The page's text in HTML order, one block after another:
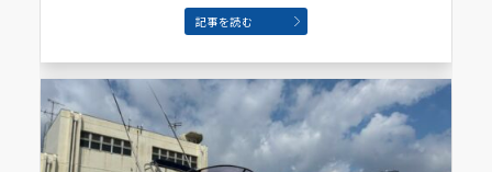
記事を読む